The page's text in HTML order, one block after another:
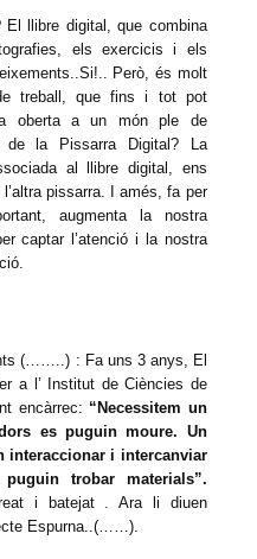
llibre digital, que combina
els exercicis i els
Però, és molt
treball, que fins i tot pot
oberta a un món ple de
la Pissarra Digital? La
al llibre digital, ens
pissarra. I amés, fa per
augmenta la nostra
captar l’atenció i la nostra
(……..) : Fa uns 3 anys, El
a l’ Institut de Ciències de
encàrrec: “Necessitem un
es puguin moure. Un
interaccionar i intercanviar
trobar materials”.
i batejat . Ara li diuen
Espurna..(……).